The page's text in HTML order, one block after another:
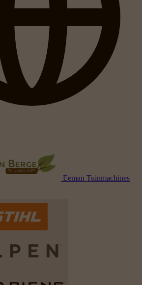
Eeman Tuinmachines